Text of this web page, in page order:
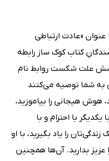
«عادت ارتباطی
کتاب کوک ساز رابطه
شش علت شکست روابط نام
شما توصیه می‌کنند
هوش هیجانی را بیاموزید،
با احترام و با
را یاد بگیرید، با او
عزیز بدارید. آن‌ها همچنین